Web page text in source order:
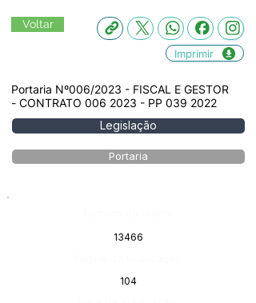
Voltar
Imprimir
Portaria Nº006/2023 - FISCAL E GESTOR
- CONTRATO 006 2023 - PP 039 2022
Legislação
Portaria
13466
104